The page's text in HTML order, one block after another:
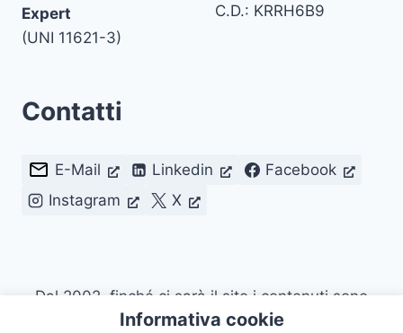
Expert
(UNI 11621-3)
C.D.: KRRH6B9
Contatti
E-Mail Linkedin
Facebook
Instagram
X
Dal 2002, finché ci sarà il sito i contenuti sono
riutilizzabili citando la fonte. Attualmente con
Informativa cookie